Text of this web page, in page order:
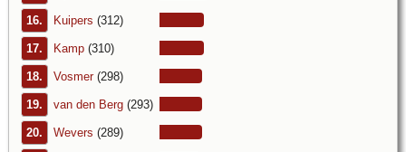
16. Kuipers (312)
17. Kamp (310)
18. Vosmer(298)
19. van den Berg (293)
20. Wevers (289)